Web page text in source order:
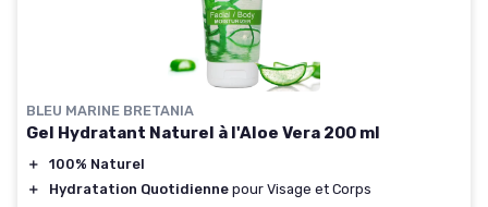
BLEU MARINE BRETANIA
Gel Hydratant Naturel à l'Aloe Vera 200 ml
＋
100% Naturel
＋
Hydratation Quotidienne pour Visage et Corps